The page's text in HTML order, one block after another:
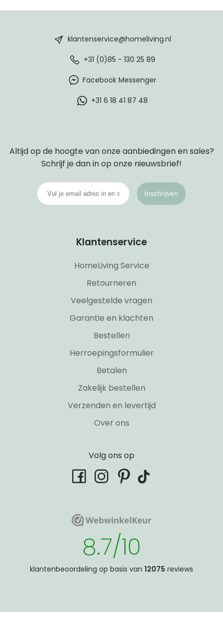
klantenservice@homeliving.nl
+31 (0)85 - 130 25 89
Facebook Messenger
+31 6 18 41 87 48
Altijd op de hoogte van onze aanbiedingen en sales?
Schrijf je dan in op onze nieuwsbrief!
Inschrijven
Klantenservice
HomeLiving Service
Retourneren
Veelgestelde vragen
Garantie en klachten
Bestellen
Herroepingsformulier
Betalen
Zakelijk bestellen
Verzenden en levertijd
Over ons
Volg ons op
facebookinstagram
pinterest
tiktok
WebwinkelKeurWebwinkelKeur
8.7/10
klantenbeoordeling op basis van 12075 reviews